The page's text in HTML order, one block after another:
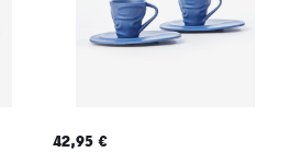
42,95 €